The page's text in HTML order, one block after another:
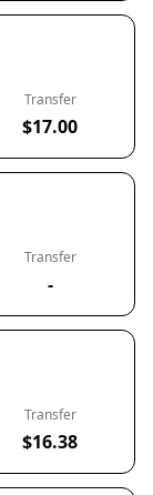
Transfer
$17.00
Transfer
-
Transfer
$16.38